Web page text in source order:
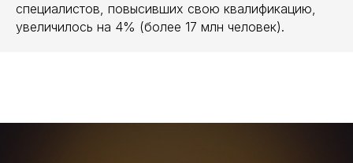
специалистов, повысивших свою квалификацию,
увеличилось на 4% (более 17 млн человек).